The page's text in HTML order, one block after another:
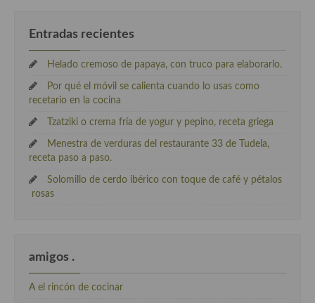
Entradas recientes
Helado cremoso de papaya, con truco para elaborarlo.
Por qué el móvil se calienta cuando lo usas como
recetario en la cocina
Tzatziki o crema fría de yogur y pepino, receta griega
Menestra de verduras del restaurante 33 de Tudela,
receta paso a paso.
Solomillo de cerdo ibérico con toque de café y pétalos
rosas
amigos .
A el rincón de cocinar